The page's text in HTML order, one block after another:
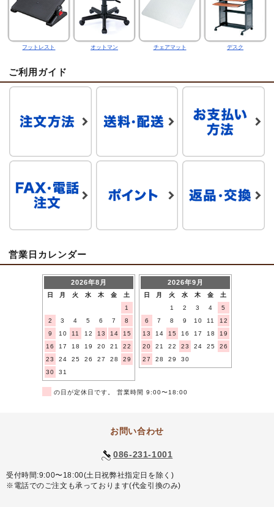
フットレスト オットマン チェアマット デスク
ご利用ガイド
営業日カレンダー
2026年8月
日 月 火 水 木 金
土
1
2
3 4 5 6 7
8
9
10 11 12 13 14
15
16
17 18 19 20 21
22
23
24 25 26 27 28
29
30
31
2026年9月
日 月 火 水 木 金
土
1
2 3 4
5
6
7 8 9 10 11
12
13
14 15 16 17 18
19
20
21 22 23 24 25
26
27
28 29 30
の日が定休日です。 営業時間 9:00〜18:00
お問い合わせ
086-231-1001
受付時間:9:00〜18:00(土日祝弊社指定日を除く)
※電話でのご注文も承っております(代金引換のみ)